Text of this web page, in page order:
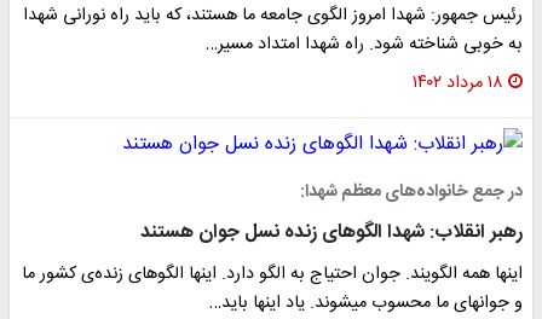
رئیس جمهور: شهدا امروز الگوی جامعه ما هستند، که باید راه نورانی شهدا
به خوبی شناخته شود. راه شهدا امتداد مسیر…
۱۸ مرداد ۱۴۰۲
در جمع خانواده‌های معظم شهدا:
رهبر انقلاب: شهدا الگوهای زنده نسل جوان هستند
اینها همه الگویند. جوان احتیاج به الگو دارد. اینها الگوهای زنده‌ی کشور ما
و جوانهای ما محسوب میشوند. یاد اینها باید…